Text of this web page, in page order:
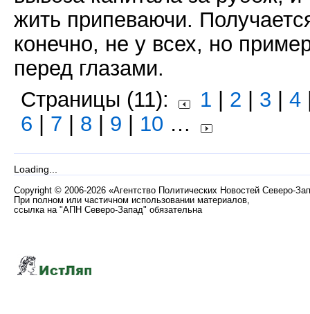
жить припеваючи.
конечно, не у всех, но
перед глазами.
Страницы (11):
1 2 3 4
6
7 8 9 10 …
Loading...
Copyright © 2006-2026 «Агентство Политических Новостей Северо-
При полном или частичном использовании материалов,
ссылка на "АПН Северо-Запад" обязательна